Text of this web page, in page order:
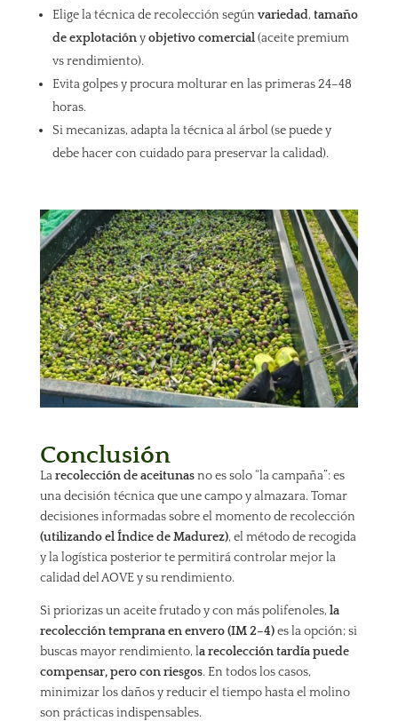
Elige la técnica de recolección según variedad, tamaño
de explotaciónyobjetivo comercial(aceite premium
vs rendimiento).
Evita golpes y procura molturar en las primeras 24–48
horas.
Si mecanizas, adapta la técnica al árbol (se puede y
debe hacer con cuidado para preservar la calidad).
Conclusión
Larecolección de aceitunasno es solo “la campaña”: es
una decisión técnica que une campo y almazara. Tomar
decisiones informadas sobre el momento de recolección
(utilizando el Índice de Madurez), el método de recogida
y la logística posterior te permitirá controlar mejor la
calidad del AOVE y su rendimiento.
Si priorizas un aceite frutado y con más polifenoles, la
recolección temprana en envero (IM 2–4)es la opción; si
buscas mayor rendimiento, la recolección tardía puede
compensar, pero con riesgos. En todos los casos,
minimizar los daños y reducir el tiempo hasta el molino
son prácticas indispensables.